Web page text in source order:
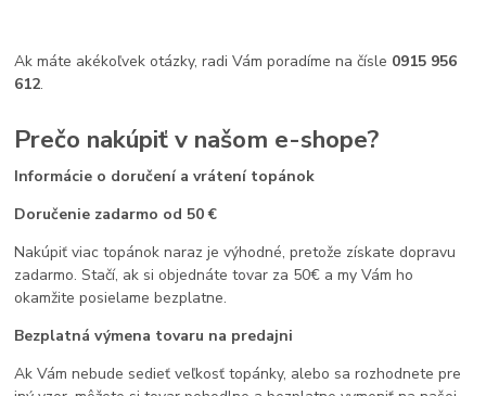
Ak máte akékoľvek otázky, radi Vám poradíme na čísle 0915 956
612.
Prečo nakúpiť v našom e-shope?
Informácie o doručení a vrátení topánok
Doručenie zadarmo od 50 €
Nakúpiť viac topánok naraz je výhodné, pretože získate dopravu
zadarmo. Stačí, ak si objednáte tovar za 50€ a my Vám ho
okamžite posielame bezplatne.
Bezplatná výmena tovaru na predajni
Ak Vám nebude sedieť veľkosť topánky, alebo sa rozhodnete pre